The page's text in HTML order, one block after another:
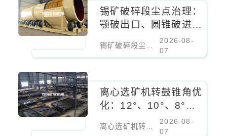
锡矿破碎段尘点治理：
颚破出口、圆锥破进料
口、振动筛密闭负压除
尘
2026-08-
07
离心选矿机转鼓锥角优
化：12°、10°、8°对
细粒锡石回收率的影响
2026-08-
07